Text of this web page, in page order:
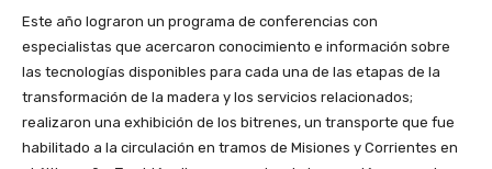
Este año lograron un programa de conferencias con
especialistas que acercaron conocimiento e información sobre
las tecnologías disponibles para cada una de las etapas de la
transformación de la madera y los servicios relacionados;
realizaron una exhibición de los bitrenes, un transporte que fue
habilitado a la circulación en tramos de Misiones y Corrientes en